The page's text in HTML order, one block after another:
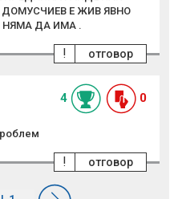
Е ЖИВ ЯВНО
НЯМА ДА ИМА .
отговор
!
4 0
отговор
!